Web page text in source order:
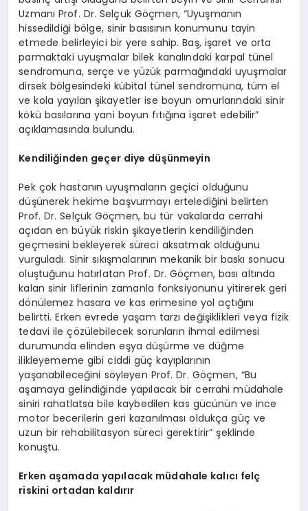
Uzmanı Prof. Dr. Selçuk Göçmen, “Uyuşmanın
hissedildiği bölge, sinir basısının konumunu tayin
etmede belirleyici bir yere sahip. Baş, işaret ve orta
parmaktaki uyuşmalar bilek kanalındaki karpal tünel
sendromuna, serçe ve yüzük parmağındaki uyuşmalar
dirsek bölgesindeki kübital tünel sendromuna, tüm el
ve kola yayılan şikayetler ise boyun omurlarındaki sinir
kökü basılarına yani boyun fıtığına işaret edebilir”
açıklamasında bulundu.
Kendiliğinden geçer diye düşünmeyin
Pek çok hastanın uyuşmaların geçici olduğunu
düşünerek hekime başvurmayı ertelediğini belirten
Prof. Dr. Selçuk Göçmen, bu tür vakalarda cerrahi
açıdan en büyük riskin şikayetlerin kendiliğinden
geçmesini bekleyerek süreci aksatmak olduğunu
vurguladı. Sinir sıkışmalarının mekanik bir baskı sonucu
oluştuğunu hatırlatan Prof. Dr. Göçmen, bası altında
kalan sinir liflerinin zamanla fonksiyonunu yitirerek geri
dönülemez hasara ve kas erimesine yol açtığını
belirtti. Erken evrede yaşam tarzı değişiklikleri veya fizik
tedavi ile çözülebilecek sorunların ihmal edilmesi
durumunda elinden eşya düşürme ve düğme
ilikleyememe gibi ciddi güç kayıplarının
yaşanabileceğini söyleyen Prof. Dr. Göçmen, “Bu
aşamaya gelindiğinde yapılacak bir cerrahi müdahale
siniri rahatlatsa bile kaybedilen kas gücünün ve ince
motor becerilerin geri kazanılması oldukça güç ve
uzun bir rehabilitasyon süreci gerektirir” şeklinde
konuştu.
Erken aşamada yapılacak müdahale kalıcı felç
riskini ortadan kaldırır